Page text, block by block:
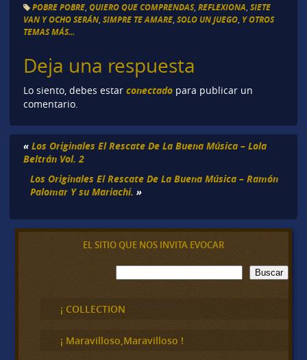
POBRE POBRE, QUIERO QUE COMPRENDAS, REFLEXIONA SIETE
VAN Y OCHO SERÁN, SIMPRE TE AMARE, SOLO UN JUEGO, Y OTROS
TEMAS MÁS...
Deja una respuesta
Lo siento, debes estar conectadopara publicar un
comentario.
« Los Originales El Rescate De La Buena Música – Lola
Beltrán Vol. 2
Los Originales El Rescate De La Buena Música – Ramón
Palomar Y su Mariachi. »
EL SITIO QUE NOS INVITA EVOCAR
B
u
c
a
Buscar
¡ COLLECTION
¡ Maravilloso,Maravilloso !